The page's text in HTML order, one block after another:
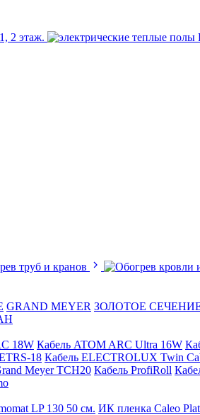
2 этаж.
труб и кранов
GRAND MEYER ЗОЛОТОЕ
18W Кабель ATOM ARC Ultra 16W
18 Кабель ELECTROLUX Twin
Meyer TCH20 Кабель ProfiRoll
LP 130 50 cм. ИК пленка Caleo